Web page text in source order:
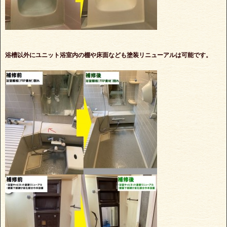
浴槽以外にユニット浴室内の棚や床面なども塗装リニューアルは可能です。